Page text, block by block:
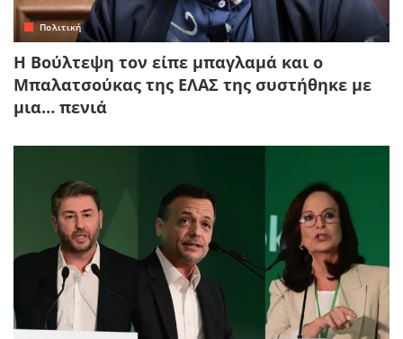
Πολιτική
Η Βούλτεψη τον είπε μπαγλαμά και ο
Μπαλατσούκας της ΕΛΑΣ της συστήθηκε με
μια… πενιά